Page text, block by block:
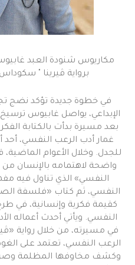
مكاريوس شنودة العبد
برواية ڤيرينا "
في خطوة جديدة تؤكد نضج
الإبداعي، يواصل غابيوس
بعد مسيرة بدأت بالكتابة
غمار أدب الرعب النفسي، أحد
للجدل. وخلال الأعوام
واضحة لاهتمامه بالإنسان من
النفسي» الذي تناول فيه
النفسي، ثم كتاب «فلسفة
كقيمة فكرية وإنسانية، في
النفسي. ويأتي أحدث أعماله
في مسيرته، من خلال رواية
الرعب النفسي، تعتمد على
وكشف مخاوفها المظلمة